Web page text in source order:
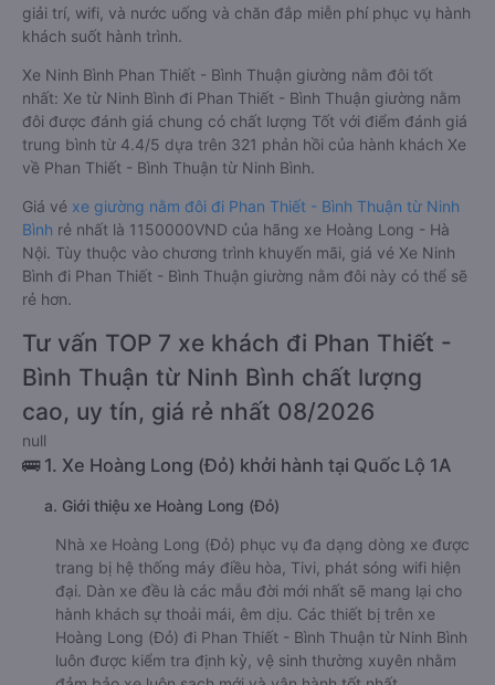
giải trí, wifi, và nước uống và chăn đắp miễn phí phục vụ hành
khách suốt hành trình.
Xe Ninh Bình Phan Thiết - Bình Thuận giường nằm đôi tốt
nhất: Xe từ Ninh Bình đi Phan Thiết - Bình Thuận giường nằm
đôi được đánh giá chung có chất lượng Tốt với điểm đánh giá
trung bình từ 4.4/5 dựa trên 321 phản hồi của hành khách Xe
về Phan Thiết - Bình Thuận từ Ninh Bình.
Giá vé xe giường nằm đôi đi Phan Thiết - Bình Thuận từ Ninh
Bình rẻ nhất là 1150000VND của hãng xe Hoàng Long - Hà
Nội. Tùy thuộc vào chương trình khuyến mãi, giá vé Xe Ninh
Bình đi Phan Thiết - Bình Thuận giường nằm đôi này có thể sẽ
rẻ hơn.
Tư vấn TOP 7 xe khách đi Phan Thiết -
Bình Thuận từ Ninh Bình chất lượng
cao, uy tín, giá rẻ nhất 08/2026
null
🚌 1. Xe Hoàng Long (Đỏ) khởi hành tại Quốc Lộ 1A
a. Giới thiệu xe Hoàng Long (Đỏ)
Nhà xe Hoàng Long (Đỏ) phục vụ đa dạng dòng xe được
trang bị hệ thống máy điều hòa, Tivi, phát sóng wifi hiện
đại. Dàn xe đều là các mẫu đời mới nhất sẽ mang lại cho
hành khách sự thoải mái, êm dịu. Các thiết bị trên xe
Hoàng Long (Đỏ) đi Phan Thiết - Bình Thuận từ Ninh Bình
luôn được kiểm tra định kỳ, vệ sinh thường xuyên nhằm